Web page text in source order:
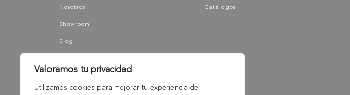
Valoramos tu privacidad
Utilizamos cookies para mejorar tu experiencia de
Nosotros
Showroom
Blog
Catálogos